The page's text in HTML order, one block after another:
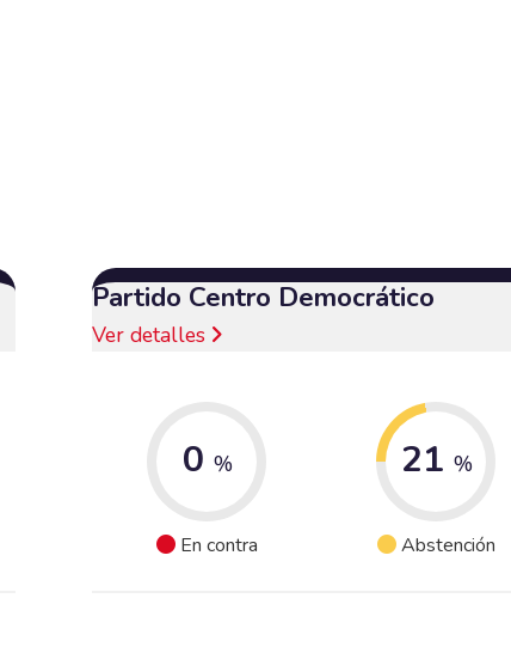
Partido Centro Democrático
Ver detalles
0 %
En contra
21 %
Abstención